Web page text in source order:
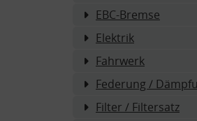
EBC-Bremse
Elektrik
Fahrwerk
Federung /
Filter / Filtersatz